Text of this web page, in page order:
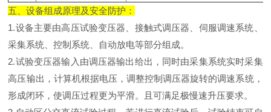
五、设备组成原理及安全防护：
1.设备主要由高压试验变压器、接触式调压器、伺服调速系统、
采集系统、控制系统、自动放电等部分组成。
2.试验变压器输入由调压器输出给出，同时由采集系统实时采集
高压输出，计算机根据电压，调整控制调压器旋转的调速系统，
形成闭环，使调压过程更为平滑。且可满足极慢速升压要求。